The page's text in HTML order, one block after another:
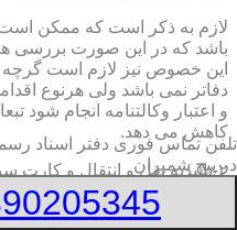
لازم به ذکر است که ممکن
باشد که در این صورت بررسی
این خصوص نیز لازم است گرچه
دفاتر نمی باشد ولی هرنوع
و اعتبار وکالتنامه انجام شود
کاهش می دهد.
۲-تائیدیه نقل و انتقال و کارت سبز (شناسنامه مالکیت)
برگ تائیدیه نقل و انتقال
تلفن تماس فوری دفتر اسناد
در پیچ شمیران